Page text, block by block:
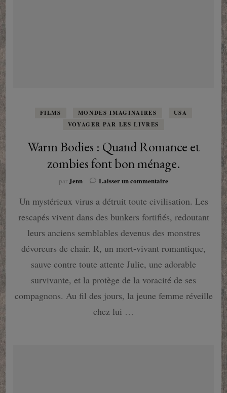
FILMS MONDES IMAGINAIRES
USA
VOYAGER PAR LES LIVRES
Warm Bodies : Quand Romance et
zombies font bon ménage.
par Jenn Laisser un commentairesur
Bodies
Quand
Romance
zombies
font
ménage.
Un mystérieux virus a détruit toute civilisation. Les
rescapés vivent dans des bunkers fortifiés, redoutant
leurs anciens semblables devenus des monstres
dévoreurs de chair. R, un mort-vivant romantique,
sauve contre toute attente Julie, une adorable
survivante, et la protège de la voracité de ses
compagnons. Au fil des jours, la jeune femme réveille
chez lui …